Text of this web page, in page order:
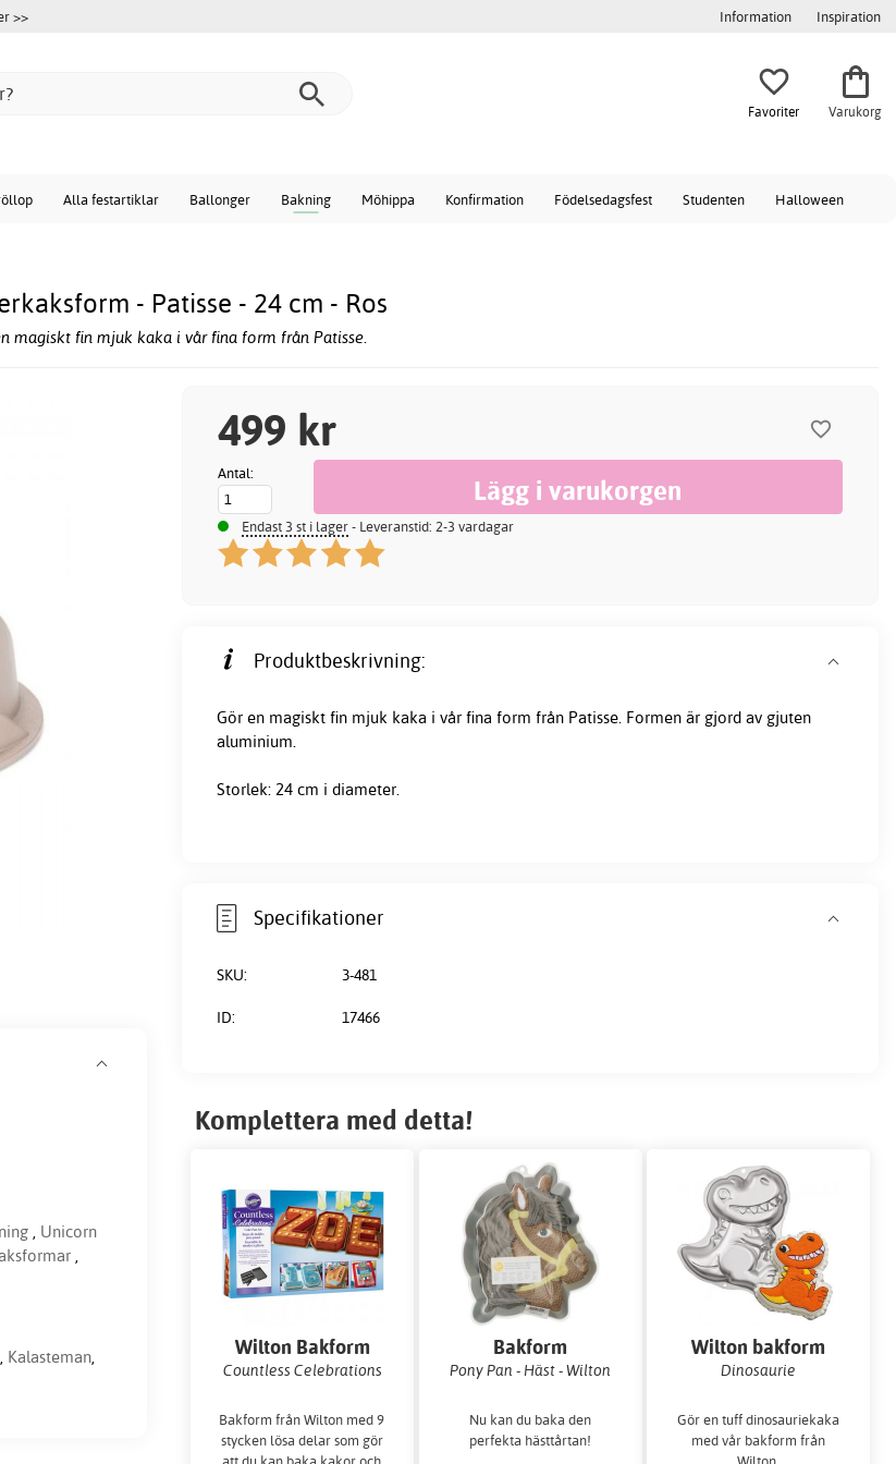
>> Information Inspiration
Favoriter Varukorg
Alla festartiklar Ballonger Bakning Möhippa Konfirmation Födelsedagsfest Studenten Halloween
- Patisse - 24 cm - Ros
magiskt fin mjuk kaka i vår fina form från Patisse.
499 kr
Antal:
Endast 3 st i lager- Leveranstid: 2-3 vardagar
Produktbeskrivning:
Gör en magiskt fin mjuk kaka i vår fina form från Patisse. Formen är gjord av gjuten
aluminium.
Storlek: 24 cm i diameter.
Specifikationer
SKU: 3-481
ID: 17466
, Unicorn
,
, Kalasteman,
Komplettera med detta!
Wilton Bakform
Countless Celebrations
Bakform från Wilton med 9
stycken lösa delar som gör
Bakform
Pony Pan - Häst - Wilton
Nu kan du baka den
perfekta hästtårtan!
Wilton bakform
Dinosaurie
Gör en tuff dinosauriekaka
med vår bakform från